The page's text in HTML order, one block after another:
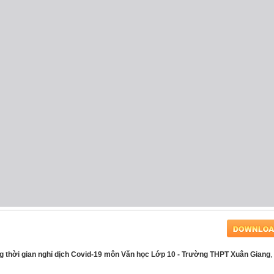
gian nghỉ dịch Covid-19 môn Văn học Lớp 10 - Trường THPT Xuân Giang